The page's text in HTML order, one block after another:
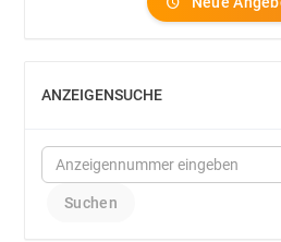
ANZEIGENSUCHE
EINBLENDEN